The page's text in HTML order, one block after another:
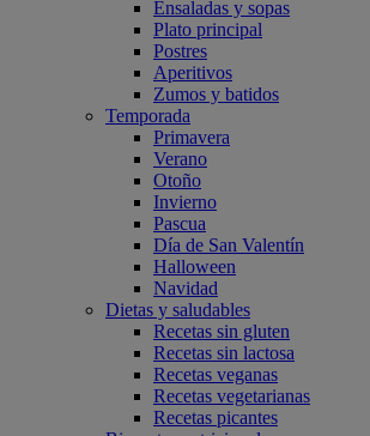
Ensaladas y sopas
Plato principal
Postres
Aperitivos
Zumos y batidos
Temporada
Primavera
Verano
Otoño
Invierno
Pascua
Día de San Valentín
Halloween
Navidad
Dietas y saludables
Recetas sin gluten
Recetas sin lactosa
Recetas veganas
Recetas vegetarianas
Recetas picantes